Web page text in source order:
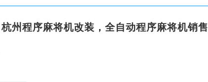
杭州程序麻将机改装，全自动程序麻将机销售